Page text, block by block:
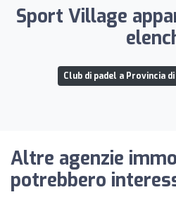
Sport Village
Club di padel a Provincia
Altre agenzie
potrebbero